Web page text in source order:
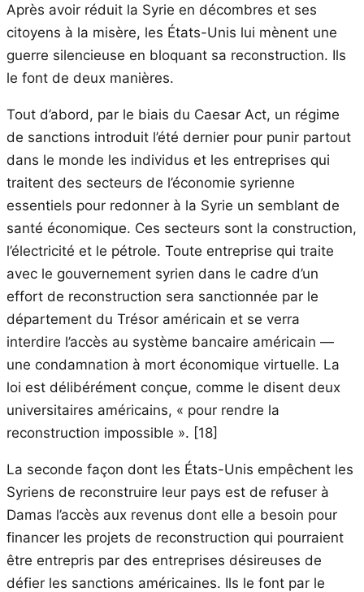
Après avoir réduit la Syrie en décombres et ses
citoyens à la misère, les États-Unis lui mènent une
guerre silencieuse en bloquant sa reconstruction. Ils
le font de deux manières.
Tout d’abord, par le biais du Caesar Act, un régime
de sanctions introduit l’été dernier pour punir partout
dans le monde les individus et les entreprises qui
traitent des secteurs de l’économie syrienne
essentiels pour redonner à la Syrie un semblant de
santé économique. Ces secteurs sont la construction,
l’électricité et le pétrole. Toute entreprise qui traite
avec le gouvernement syrien dans le cadre d’un
effort de reconstruction sera sanctionnée par le
département du Trésor américain et se verra
interdire l’accès au système bancaire américain —
une condamnation à mort économique virtuelle. La
loi est délibérément conçue, comme le disent deux
universitaires américains, « pour rendre la
reconstruction impossible ». [18]
La seconde façon dont les États-Unis empêchent les
Syriens de reconstruire leur pays est de refuser à
Damas l’accès aux revenus dont elle a besoin pour
financer les projets de reconstruction qui pourraient
être entrepris par des entreprises désireuses de
défier les sanctions américaines. Ils le font par le